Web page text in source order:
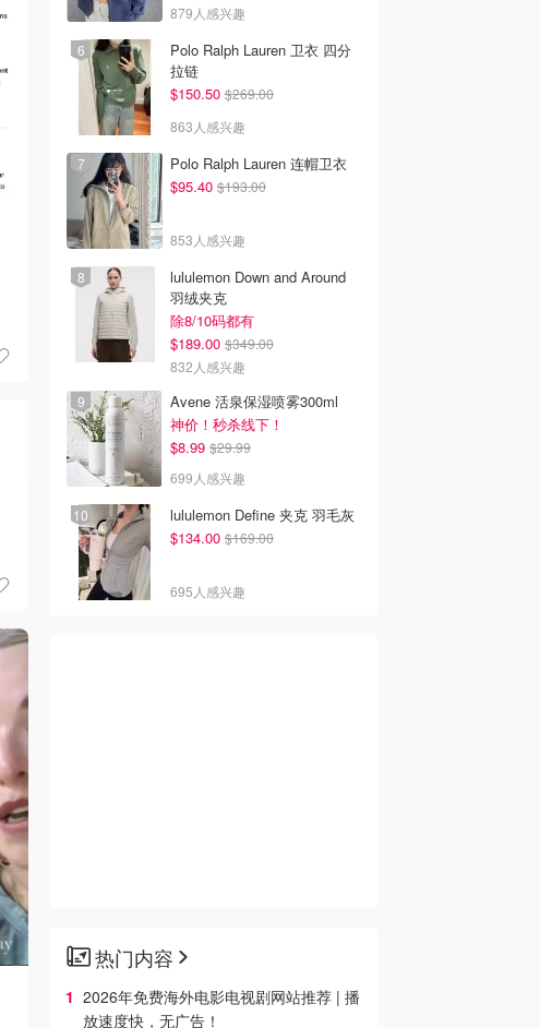
879人感兴趣
Polo Ralph Lauren 卫衣 四分
拉链
$150.50 $269.00
863人感兴趣
Polo Ralph Lauren 连帽卫衣
$95.40 $193.00
853人感兴趣
lululemon Down and Around
羽绒夹克
除8/10码都有
$189.00 $349.00
832人感兴趣
Avene 活泉保湿喷雾300ml
神价！秒杀线下！
$8.99 $29.99
699人感兴趣
lululemon Define 夹克 羽毛灰
$134.00 $169.00
695人感兴趣
热门内容
2026年免费海外电影电视剧网站推荐 | 播
放速度快，无广告！